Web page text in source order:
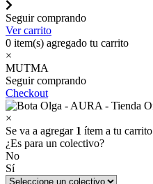
Seguir comprando
Ver carrito
0 item(s) agregado tu carrito
×
MUTMA
Seguir comprando
Checkout
×
Se va a agregar 1 ítem a tu carrito
¿Es para un colectivo?
No
Sí